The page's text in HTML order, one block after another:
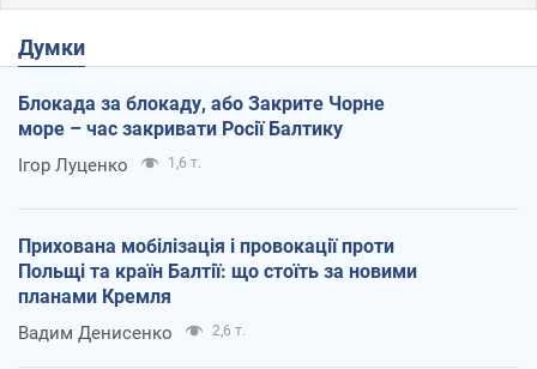
Думки
Блокада за блокаду, або Закрите Чорне
море – час закривати Росії Балтику
Ігор Луценко 1,6 т.
Прихована мобілізація і провокації проти
Польщі та країн Балтії: що стоїть за новими
планами Кремля
Вадим Денисенко 2,6 т.